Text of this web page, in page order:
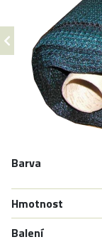
Barva
Hmotnost
Balení